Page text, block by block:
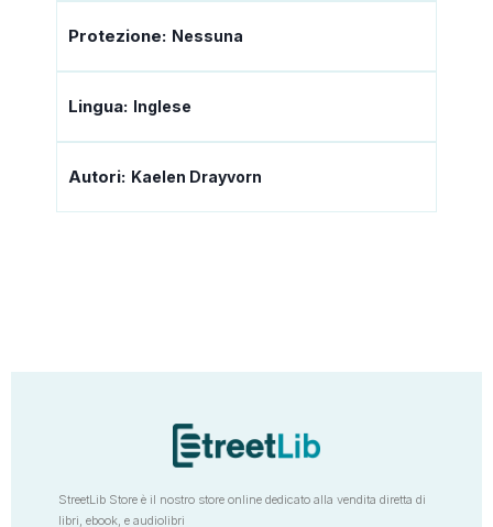
Protezione: Nessuna
Lingua: Inglese
Autori: Kaelen Drayvorn
StreetLib Store è il nostro store online dedicato alla vendita diretta di
libri, ebook, e audiolibri